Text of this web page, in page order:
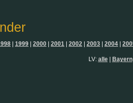
1999 2000 2001 2002 2003 2004
LV: alle| Bayern